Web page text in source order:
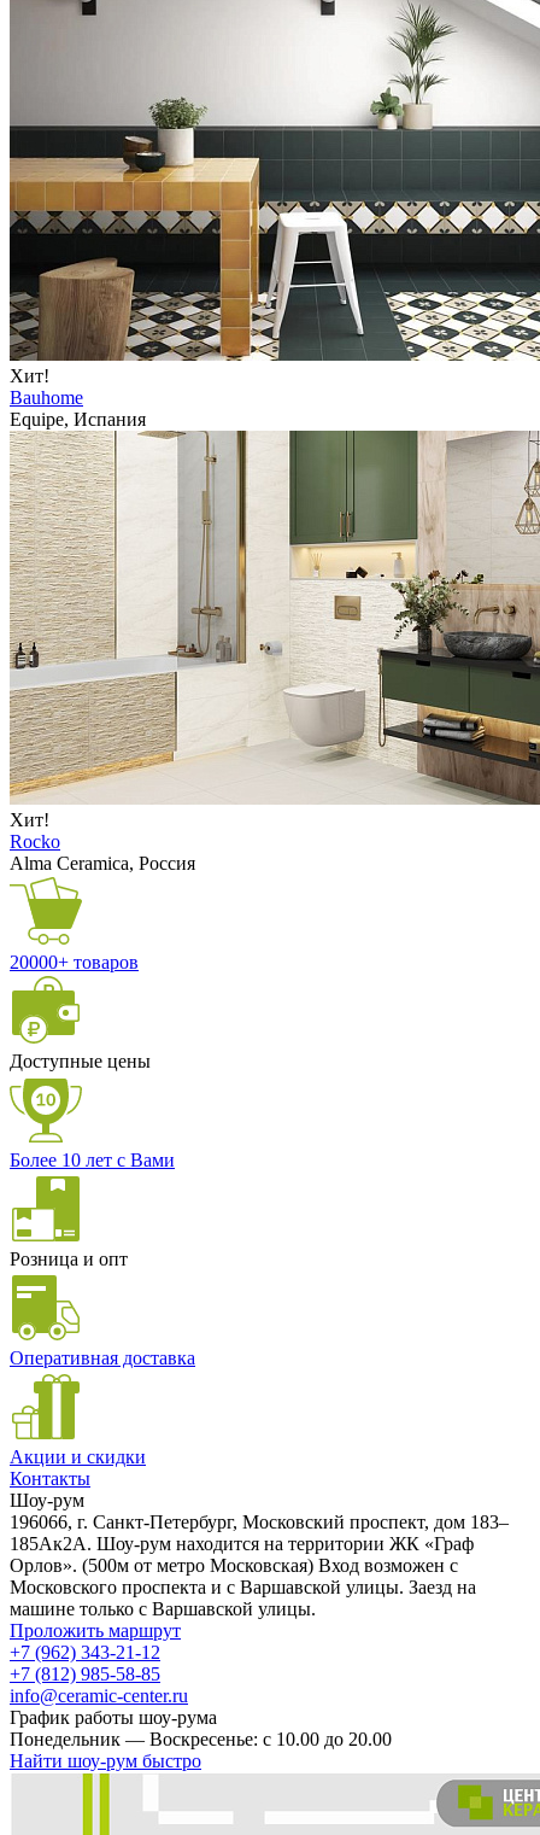
Хит!
Bauhome
Equipe, Испания
Хит!
Rocko
Alma Ceramica, Россия
20000+ товаров
Доступные цены
Более 10 лет с Вами
Розница и опт
Оперативная доставка
Акции и скидки
Контакты
Шоу-рум
196066, г. Санкт-Петербург, Московский проспект, дом 183–
185Ак2А. Шоу-рум находится на территории ЖК «Граф
Орлов». (500м от метро Московская) Вход возможен с
Московского проспекта и с Варшавской улицы. Заезд на
машине только с Варшавской улицы.
Проложить маршрут
+7 (962) 343-21-12
+7 (812) 985-58-85
info@ceramic-center.ru
График работы шоу-рума
Понедельник — Воскресенье: с 10.00 до 20.00
Найти шоу-рум быстро